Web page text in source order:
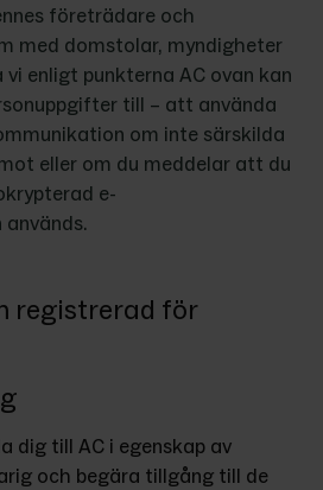
företrädare och
med domstolar, myndigheter
enligt punkterna AC ovan kan
till – att använda
om inte särskilda
eller om du meddelar att du
e-
registrerad för
dig till AC i egenskap av
och begära tillgång till de